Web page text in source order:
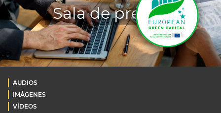
Sala de prensa
AUDIOS
IMÁGENES
VÍDEOS